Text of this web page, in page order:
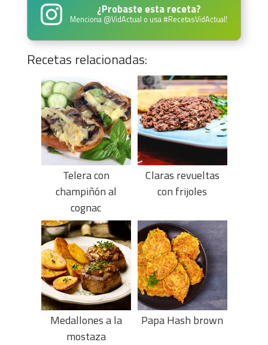
¿Probaste esta receta?
Menciona @VidActual o usa#RecetasVidActual!
Recetas relacionadas:
Telera con
champiñón al
cognac
Claras revueltas
con frijoles
Medallones a la
mostaza
Papa Hash brown